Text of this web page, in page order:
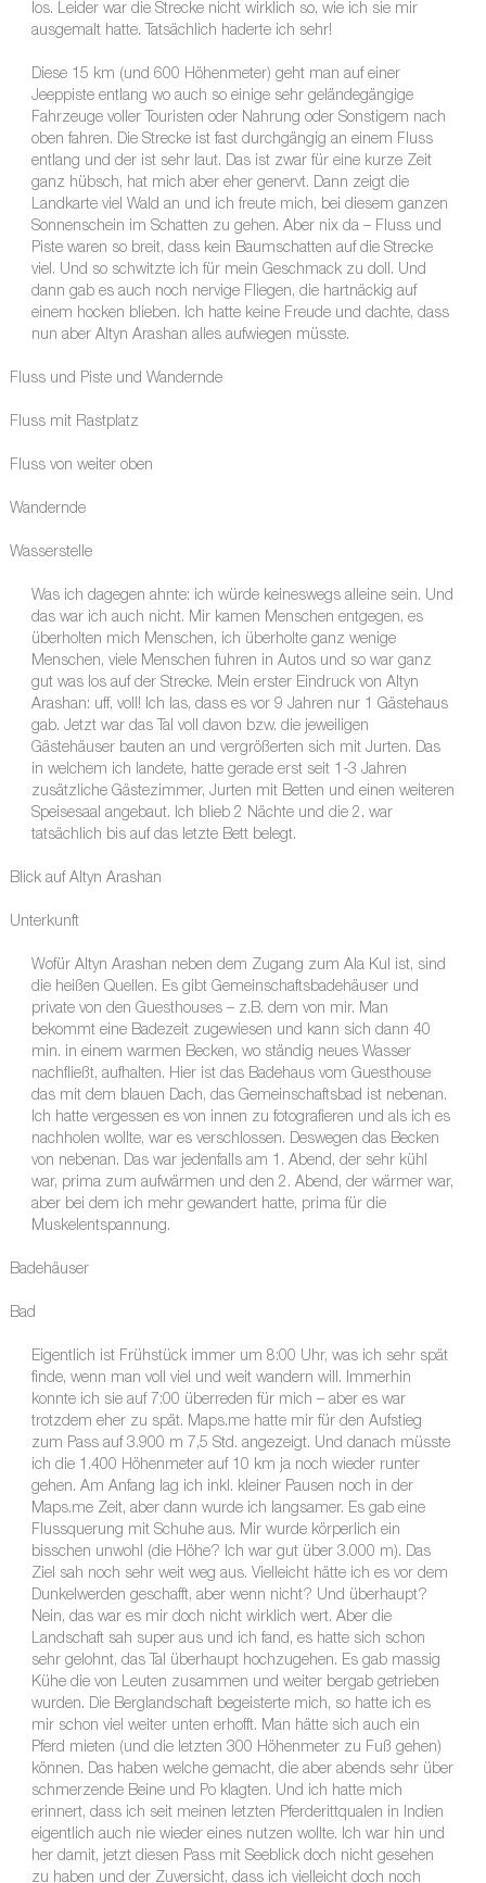
los. Leider war die Strecke nicht wirklich so, wie ich sie mir
ausgemalt hatte. Tatsächlich haderte ich sehr!
Diese 15 km (und 600 Höhenmeter) geht man auf einer
Jeeppiste entlang wo auch so einige sehr geländegängige
Fahrzeuge voller Touristen oder Nahrung oder Sonstigem nach
oben fahren. Die Strecke ist fast durchgängig an einem Fluss
entlang und der ist sehr laut. Das ist zwar für eine kurze Zeit
ganz hübsch, hat mich aber eher genervt. Dann zeigt die
Landkarte viel Wald an und ich freute mich, bei diesem ganzen
Sonnenschein im Schatten zu gehen. Aber nix da – Fluss und
Piste waren so breit, dass kein Baumschatten auf die Strecke
viel. Und so schwitzte ich für mein Geschmack zu doll. Und
dann gab es auch noch nervige Fliegen, die hartnäckig auf
einem hocken blieben. Ich hatte keine Freude und dachte, dass
nun aber Altyn Arashan alles aufwiegen müsste.
Fluss und Piste und Wandernde
Fluss mit Rastplatz
Fluss von weiter oben
Wandernde
Wasserstelle
Was ich dagegen ahnte: ich würde keineswegs alleine sein. Und
das war ich auch nicht. Mir kamen Menschen entgegen, es
überholten mich Menschen, ich überholte ganz wenige
Menschen, viele Menschen fuhren in Autos und so war ganz
gut was los auf der Strecke. Mein erster Eindruck von Altyn
Arashan: uff, voll! Ich las, dass es vor 9 Jahren nur 1 Gästehaus
gab. Jetzt war das Tal voll davon bzw. die jeweiligen
Gästehäuser bauten an und vergrößerten sich mit Jurten. Das
in welchem ich landete, hatte gerade erst seit 1-3 Jahren
zusätzliche Gästezimmer, Jurten mit Betten und einen weiteren
Speisesaal angebaut. Ich blieb 2 Nächte und die 2. war
tatsächlich bis auf das letzte Bett belegt.
Blick auf Altyn Arashan
Unterkunft
Wofür Altyn Arashan neben dem Zugang zum Ala Kul ist, sind
die heißen Quellen. Es gibt Gemeinschaftsbadehäuser und
private von den Guesthouses – z.B. dem von mir. Man
bekommt eine Badezeit zugewiesen und kann sich dann 40
min. in einem warmen Becken, wo ständig neues Wasser
nachfließt, aufhalten. Hier ist das Badehaus vom Guesthouse
das mit dem blauen Dach, das Gemeinschaftsbad ist nebenan.
Ich hatte vergessen es von innen zu fotografieren und als ich es
nachholen wollte, war es verschlossen. Deswegen das Becken
von nebenan. Das war jedenfalls am 1. Abend, der sehr kühl
war, prima zum aufwärmen und den 2. Abend, der wärmer war,
aber bei dem ich mehr gewandert hatte, prima für die
Muskelentspannung.
Badehäuser
Bad
Eigentlich ist Frühstück immer um 8:00 Uhr, was ich sehr spät
finde, wenn man voll viel und weit wandern will. Immerhin
konnte ich sie auf 7:00 überreden für mich – aber es war
trotzdem eher zu spät. Maps.me hatte mir für den Aufstieg
zum Pass auf 3.900 m 7,5 Std. angezeigt. Und danach müsste
ich die 1.400 Höhenmeter auf 10 km ja noch wieder runter
gehen. Am Anfang lag ich inkl. kleiner Pausen noch in der
Maps.me Zeit, aber dann wurde ich langsamer. Es gab eine
Flussquerung mit Schuhe aus. Mir wurde körperlich ein
bisschen unwohl (die Höhe? Ich war gut über 3.000 m). Das
Ziel sah noch sehr weit weg aus. Vielleicht hätte ich es vor dem
Dunkelwerden geschafft, aber wenn nicht? Und überhaupt?
Nein, das war es mir doch nicht wirklich wert. Aber die
Landschaft sah super aus und ich fand, es hatte sich schon
sehr gelohnt, das Tal überhaupt hochzugehen. Es gab massig
Kühe die von Leuten zusammen und weiter bergab getrieben
wurden. Die Berglandschaft begeisterte mich, so hatte ich es
mir schon viel weiter unten erhofft. Man hätte sich auch ein
Pferd mieten (und die letzten 300 Höhenmeter zu Fuß gehen)
können. Das haben welche gemacht, die aber abends sehr über
schmerzende Beine und Po klagten. Und ich hatte mich
erinnert, dass ich seit meinen letzten Pferderittqualen in Indien
eigentlich auch nie wieder eines nutzen wollte. Ich war hin und
her damit, jetzt diesen Pass mit Seeblick doch nicht gesehen
zu haben und der Zuversicht, dass ich vielleicht doch noch